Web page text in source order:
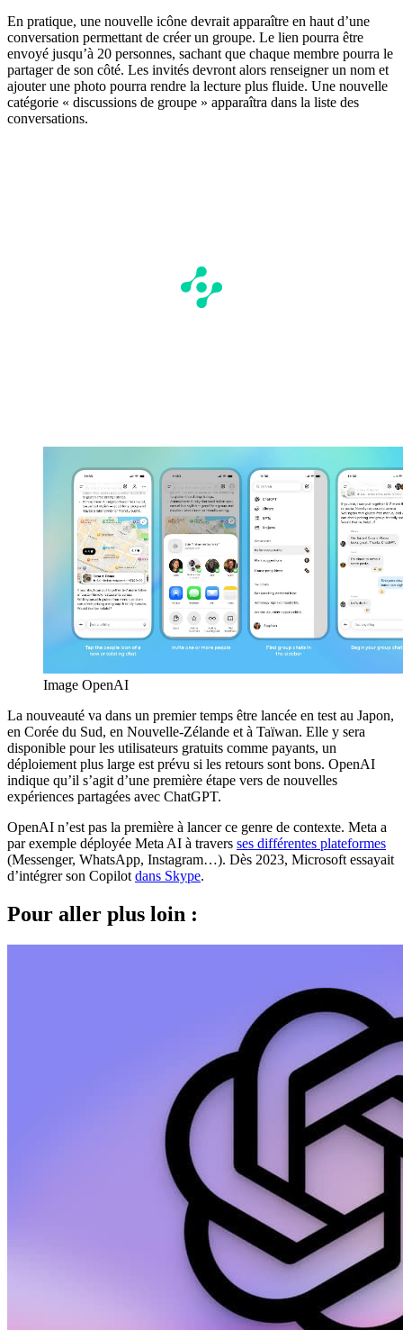
En pratique, une nouvelle icône devrait apparaître en haut d’une
conversation permettant de créer un groupe. Le lien pourra être
envoyé jusqu’à 20 personnes, sachant que chaque membre pourra le
partager de son côté. Les invités devront alors renseigner un nom et
ajouter une photo pourra rendre la lecture plus fluide. Une nouvelle
catégorie « discussions de groupe » apparaîtra dans la liste des
conversations.
Image OpenAI
La nouveauté va dans un premier temps être lancée en test au Japon,
en Corée du Sud, en Nouvelle-Zélande et à Taïwan. Elle y sera
disponible pour les utilisateurs gratuits comme payants, un
déploiement plus large est prévu si les retours sont bons. OpenAI
indique qu’il s’agit d’une première étape vers de nouvelles
expériences partagées avec ChatGPT.
OpenAI n’est pas la première à lancer ce genre de contexte. Meta a
par exemple déployée Meta AI à travers ses différentes plateformes
(Messenger, WhatsApp, Instagram…). Dès 2023, Microsoft essayait
d’intégrer son Copilot dans Skype.
Pour aller plus loin :